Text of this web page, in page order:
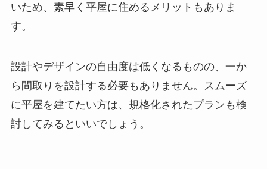
いため、素早く平屋に住めるメリットもありま
す。
設計やデザインの自由度は低くなるものの、一か
ら間取りを設計する必要もありません。スムーズ
に平屋を建てたい方は、規格化されたプランも検
討してみるといいでしょう。